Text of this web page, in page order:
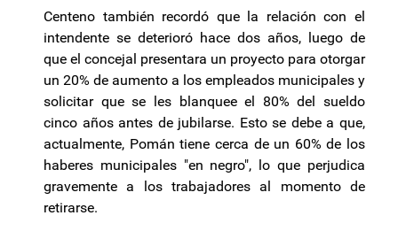
Centeno también recordó que la relación con el
intendente se deterioró hace dos años, luego de
que el concejal presentara un proyecto para otorgar
un 20% de aumento a los empleados municipales y
solicitar que se les blanquee el 80% del sueldo
cinco años antes de jubilarse. Esto se debe a que,
actualmente, Pomán tiene cerca de un 60% de los
haberes municipales "en negro", lo que perjudica
gravemente a los trabajadores al momento de
retirarse.